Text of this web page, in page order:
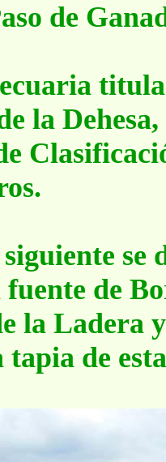
de
la
se
fuente de
la Ladera
tapia de